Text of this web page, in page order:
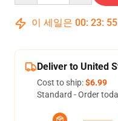
이 세일은 00: 23: 54
Deliver to United
Cost to ship:$6.99
Standard - Order